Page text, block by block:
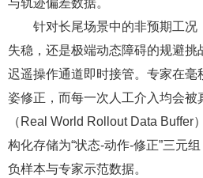
与轨迹偏差数据。
针对长尾场景中的非预期工况
失稳，还是极端动态障碍的规避挑
迟遥操作通道即时接管。专家在毫
姿修正，而每一次人工介入均会被
（Real World Rollout Data Buffer
构化存储为“状态-动作-修正”三元
负样本与专家示范数据。